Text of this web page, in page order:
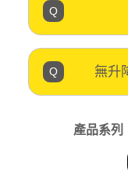
無升
產品系列